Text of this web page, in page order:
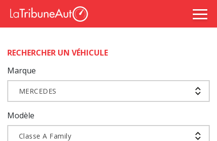
RECHERCHER UN VÉHICULE
Marque
MERCEDES
Modèle
Classe A Family